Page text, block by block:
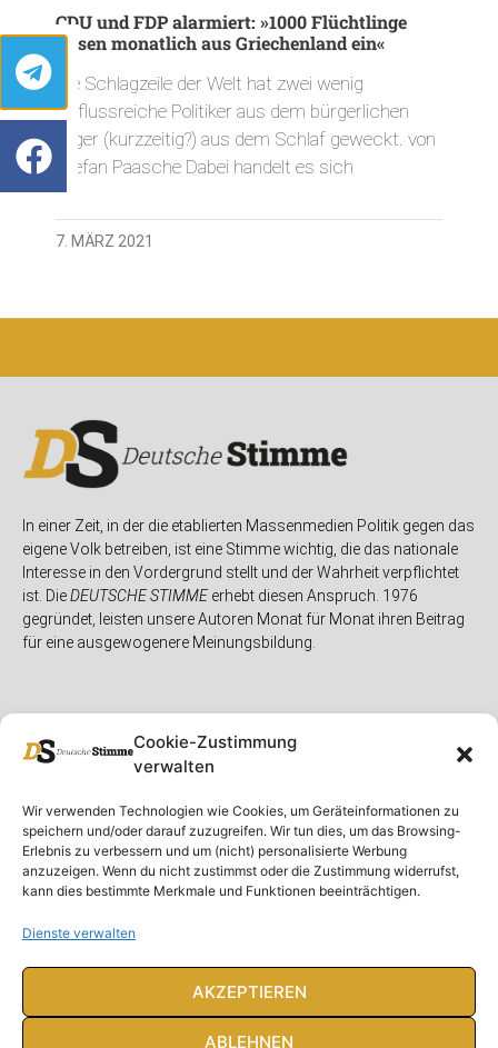
Cookie-Zustimmung
verwalten
Wir verwenden Technologien wie Cookies, um Geräteinformationen zu
speichern und/oder darauf zuzugreifen. Wir tun dies, um das Browsing-
Erlebnis zu verbessern und um (nicht) personalisierte Werbung
anzuzeigen. Wenn du nicht zustimmst oder die Zustimmung widerrufst,
kann dies bestimmte Merkmale und Funktionen beeinträchtigen.
Dienste verwalten
AKZEPTIEREN
ABLEHNEN
CDU und FDP alarmiert: »1000 Flüchtlinge
reisen monatlich aus Griechenland ein«
Die Schlagzeile der Welt hat zwei wenig
einflussreiche Politiker aus dem bürgerlichen
Lager (kurzzeitig?) aus dem Schlaf geweckt. von
Stefan Paasche Dabei handelt es sich
7. MÄRZ 2021
In einer Zeit, in der die etablierten Massenmedien Politik gegen das
eigene Volk betreiben, ist eine Stimme wichtig, die das nationale
Interesse in den Vordergrund stellt und der Wahrheit verpflichtet
ist. DieDEUTSCHE STIMMEerhebt diesen Anspruch. 1976
gegründet, leisten unsere Autoren Monat für Monat ihren Beitrag
für eine ausgewogenere Meinungsbildung.
Unser Magazin
Spenden
Ausgaben
Abonnieren
Rubriken
Deutschland
Ausland
Feuilleton
Rechtliches
Rechtliche Hinweise
Impressum
Datenschutzerklärung